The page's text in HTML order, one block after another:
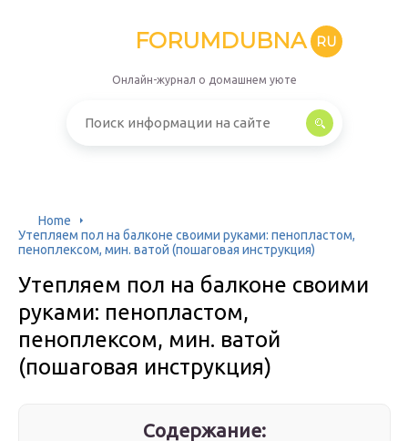
FORUMDUBNA RU
Онлайн-журнал о домашнем уюте
Home
Утепляем пол на балконе своими руками: пенопластом,
пеноплексом, мин. ватой (пошаговая инструкция)
Утепляем пол на балконе своими
руками: пенопластом,
пеноплексом, мин. ватой
(пошаговая инструкция)
Содержание: